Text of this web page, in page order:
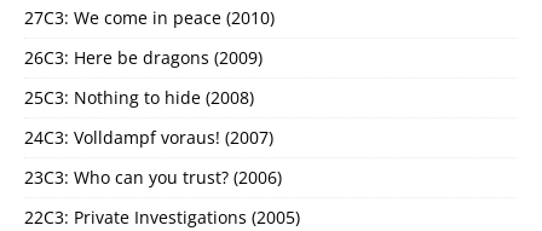
27C3: We come in peace (2010)
26C3: Here be dragons (2009)
25C3: Nothing to hide (2008)
24C3: Volldampf voraus! (2007)
23C3: Who can you trust? (2006)
22C3: Private Investigations (2005)